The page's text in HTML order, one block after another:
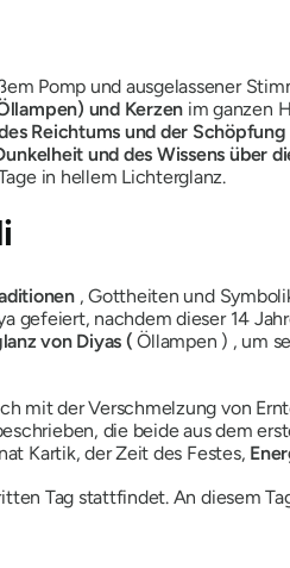
Pomp und ausgelassener
und Kerzen im ganzen
Reichtums und der Schöpfung
und des Wissens über
in hellem Lichterglanz.
, Gottheiten und
gefeiert, nachdem dieser 14
von Diyas ( Öllampen ) , um
mit der Verschmelzung von
die beide aus dem
Kartik,der Zeit des Festes,
Tag stattfindet. An diesem